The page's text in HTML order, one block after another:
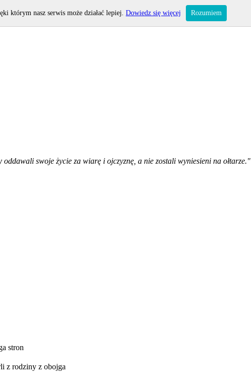
swoje życie za wiarę i ojczyznę, a nie zostali wyniesieni na ołtarze."
stron
z rodziny z obojga
którym nasz serwis może działać lepiej. Dowiedz się więcej Rozumiem